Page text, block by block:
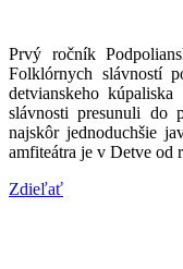
Prvý ročník
Folklórnych slávností
detvianskeho
slávnosti presunuli do
najskôr jednoduchšie
amfiteátra je v Detve od
Zdieľať